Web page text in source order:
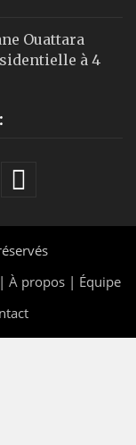
Ouattara
à 4
À propos | Équipe